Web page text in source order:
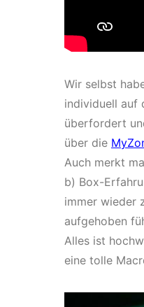
Wir selbst
individuell auf
überfordert
über die
Auch merkt
b) Box-
immer wieder
aufgehoben
Alles ist
eine tolle